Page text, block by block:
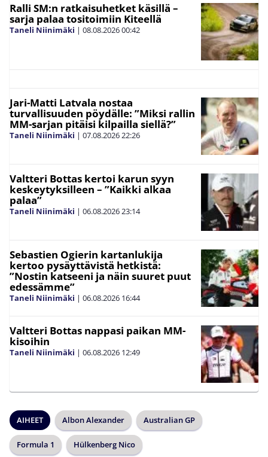
Ralli SM:n ratkaisuhetket käsillä –
sarja palaa tositoimiin Kiteellä
Taneli Niinimäki | 08.08.202600:42
Jari-Matti Latvala nostaa
turvallisuuden pöydälle: ”Miksi rallin
MM-sarjan pitäisi kilpailla siellä?”
Taneli Niinimäki | 07.08.202622:26
Valtteri Bottas kertoi karun syyn
keskeytyksilleen – ”Kaikki alkaa
palaa”
Taneli Niinimäki | 06.08.202623:14
Sebastien Ogierin kartanlukija
kertoo pysäyttävistä hetkistä:
”Nostin katseeni ja näin suuret puut
edessämme”
Taneli Niinimäki | 06.08.2026 16:44
Valtteri Bottas nappasi paikan MM-
kisoihin
Taneli Niinimäki | 06.08.2026 12:49
AIHEET Albon Alexander Australian GP
Formula 1 Hülkenberg Nico